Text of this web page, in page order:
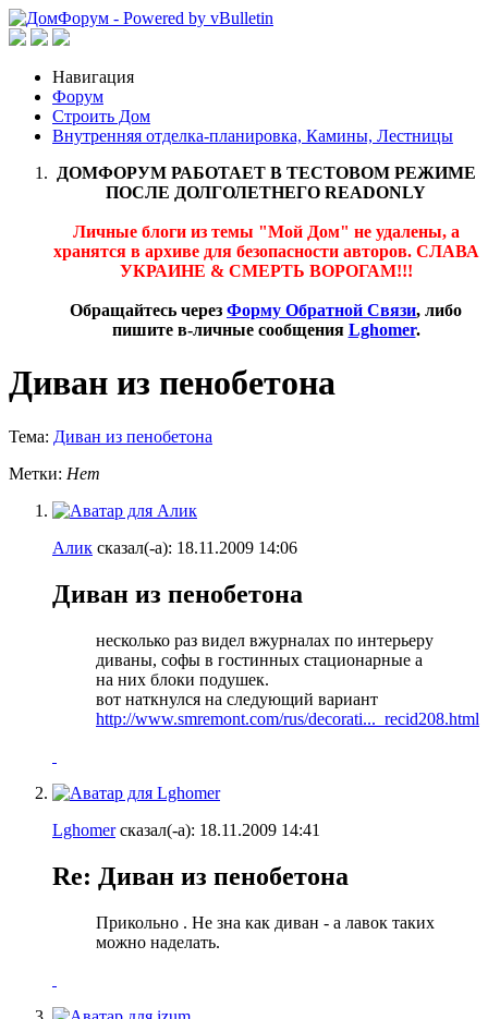
Навигация
Форум
Строить Дом
Внутренняя отделка-планировка, Камины, Лестницы
ДОМФОРУМ РАБОТАЕТ В ТЕСТОВОМ РЕЖИМЕ
ПОСЛЕ ДОЛГОЛЕТНЕГО READONLY
Личные блоги из темы "Мой Дом" не удалены, а
хранятся в архиве для безопасности авторов. СЛАВА
УКРАИНЕ & СМЕРТЬ ВОРОГАМ!!!
Обращайтесь через Форму Обратной Связи, либо
пишите в-личные сообщения Lghomer.
Диван из пенобетона
Тема: Диван из пенобетона
Метки: Нет
Алик сказал(-а): 18.11.2009 14:06
Диван из пенобетона
несколько раз видел вжурналах по интерьеру
диваны, софы в гостинных стационарные а
на них блоки подушек.
вот наткнулся на следующий вариант
http://www.smremont.com/rus/decorati..._recid208.html
Lghomerсказал(-а): 18.11.2009 14:41
Re: Диван из пенобетона
Прикольно . Не зна как диван - а лавок таких
можно наделать.